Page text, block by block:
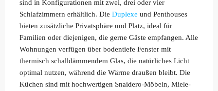
sind in Konfigurationen mit zwei, drei oder vier
Schlafzimmern erhältlich. Die Duplexe und Penthouses
bieten zusätzliche Privatsphäre und Platz, ideal für
Familien oder diejenigen, die gerne Gäste empfangen. Alle
Wohnungen verfügen über bodentiefe Fenster mit
thermisch schalldämmendem Glas, die natürliches Licht
optimal nutzen, während die Wärme draußen bleibt. Die
Küchen sind mit hochwertigen Snaidero-Möbeln, Miele-